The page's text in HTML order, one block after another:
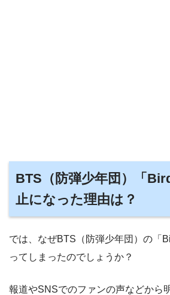
BTS（防弾少年団）「
止になった理由は？
では、なぜBTS（防弾少年団）の「
ってしまったのでしょうか？
報道やSNSでのファンの声などから